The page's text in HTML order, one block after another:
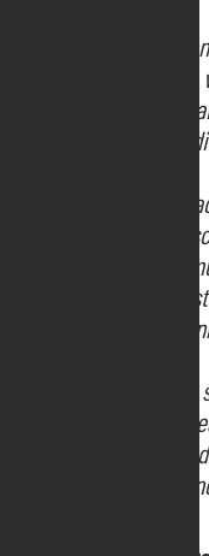
La
offrire
breve,
Come
nostra
nostre
decisioni
guidano
un solido
ed etica
a